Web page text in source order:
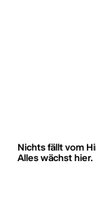
Nichts fällt vom
Alles wächst hier.